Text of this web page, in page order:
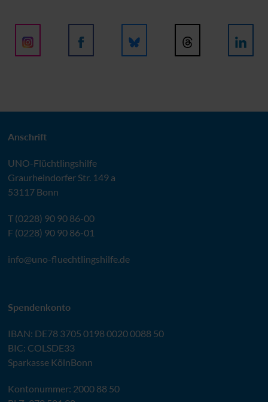
Anschrift
UNO-Flüchtlingshilfe
Graurheindorfer Str. 149 a
53117 Bonn
T (0228) 90 90 86-00
F (0228) 90 90 86-01
info@uno-fluechtlingshilfe.de
Spendenkonto
IBAN: DE78 3705 0198 0020 0088 50
BIC: COLSDE33
Sparkasse KölnBonn
Kontonummer: 2000 88 50